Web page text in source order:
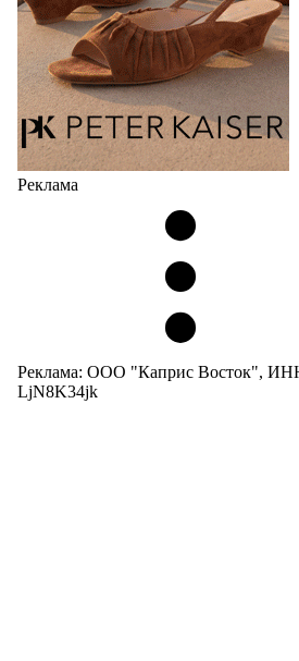
Реклама
Реклама: ООО "Каприс Восток",
LjN8K34jk